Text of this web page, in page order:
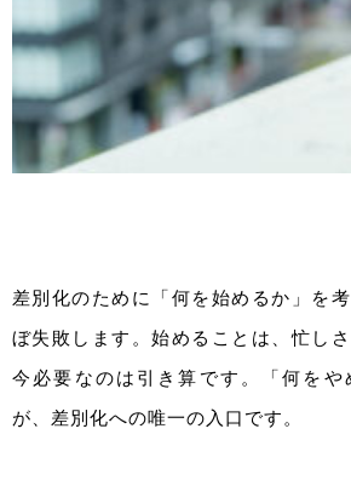
差別化のために「何を始めるか」を
ぼ失敗します。始めることは、忙しさ
今必要なのは引き算です。「何をや
が、差別化への唯一の入口です。